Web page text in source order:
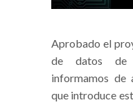
Aprobado el
de datos de
informamos de
que introduce